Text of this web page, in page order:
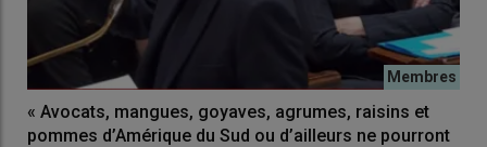
« Avocats, mangues, goyaves, agrumes, raisins et
pommes d’Amérique du Sud ou d’ailleurs ne pourront